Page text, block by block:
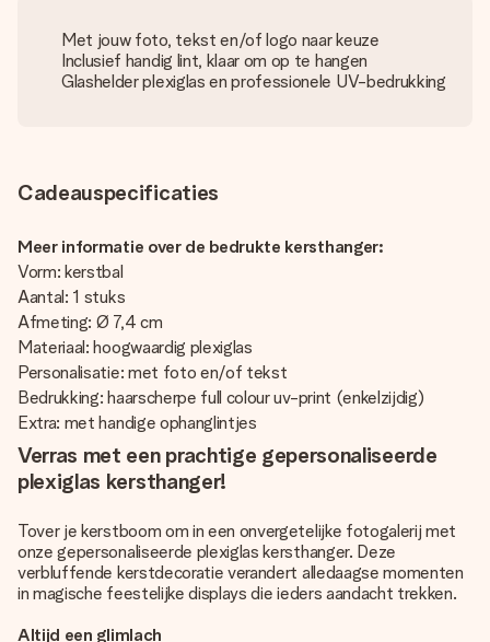
Met jouw foto, tekst en/of logo naar keuze
Inclusief handig lint, klaar om op te hangen
Glashelder plexiglas en professionele UV-bedrukking
Cadeauspecificaties
Meer informatie over de bedrukte kersthanger:
Vorm: kerstbal
Aantal: 1 stuks
Afmeting: Ø 7,4 cm
Materiaal: hoogwaardig plexiglas
Personalisatie: met foto en/of tekst
Bedrukking: haarscherpe full colour uv-print (enkelzijdig)
Extra: met handige ophanglintjes
Verras met een prachtige gepersonaliseerde
plexiglas kersthanger!
Tover je kerstboom om in een onvergetelijke fotogalerij met
onze gepersonaliseerde plexiglas kersthanger. Deze
verbluffende kerstdecoratie verandert alledaagse momenten
in magische feestelijke displays die ieders aandacht trekken.
Altijd een glimlach